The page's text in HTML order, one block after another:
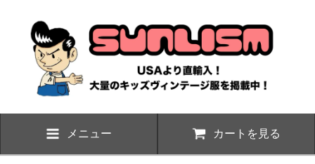
メニュー カートを見る